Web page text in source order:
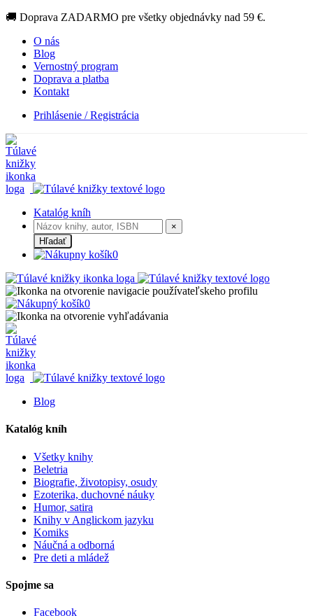
🚚 Doprava ZADARMO pre všetky objednávky nad 59 €.
O nás
Blog
Vernostný program
Doprava a platba
Kontakt
Prihlásenie / Registrácia
Katalóg kníh
×
Hľadať
0
0
Blog
Katalóg kníh
Všetky knihy
Beletria
Biografie, životopisy, osudy
Ezoterika, duchovné náuky
Humor, satira
Knihy v Anglickom jazyku
Komiks
Náučná a odborná
Pre deti a mládež
Spojme sa
Facebook